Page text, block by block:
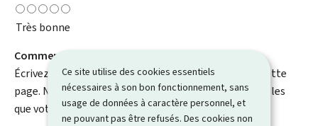
Ce site utilise des cookies essentiels
nécessaires à son bon fonctionnement, sans
usage de données à caractère personnel, et
ne pouvant pas être refusés. Des cookies non
Très bonne
Comment pouvons-nous l'améliorer ?
Écrivez un commentaire et aidez-nous à améliorer cette
page. N'indiquez pas d'informations personnelles telles
que votre e-mail, nom, numéro de téléphone, etc.